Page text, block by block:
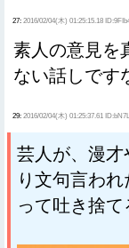
27: 2016/02/04(木) 01:25:15.18
素人の意見を
ない話しです
29: 2016/02/04(木) 01:25:37.61
芸人が、漫才
り文句言われ
って吐き捨て